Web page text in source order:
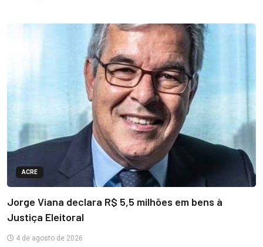
ACRE
Jorge Viana declara R$ 5,5 milhões em bens à
Justiça Eleitoral
4 de agosto de 2026